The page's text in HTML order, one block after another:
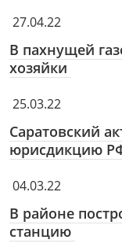
27.04.22
В пахнущей
хозяйки
25.03.22
Саратовский
юрисдикцию
04.03.22
В районе
станцию